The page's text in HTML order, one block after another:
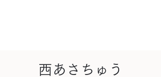
西あさちゅう